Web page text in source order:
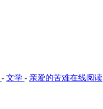
- 文学 - 亲爱的苦难在线阅读